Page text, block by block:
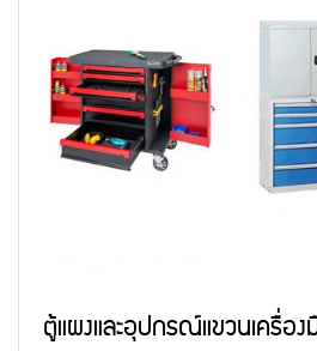
ตู้แผงและอุปกรณ์แขวนเครื่อง